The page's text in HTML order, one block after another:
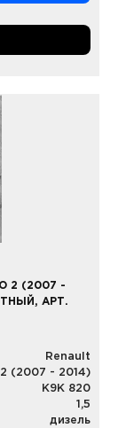
2 (2007 -
АРТ.
Renault
(2007 - 2014)
K9K 820
1,5
дизель